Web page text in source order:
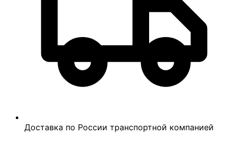
Доставка по России транспортной компанией